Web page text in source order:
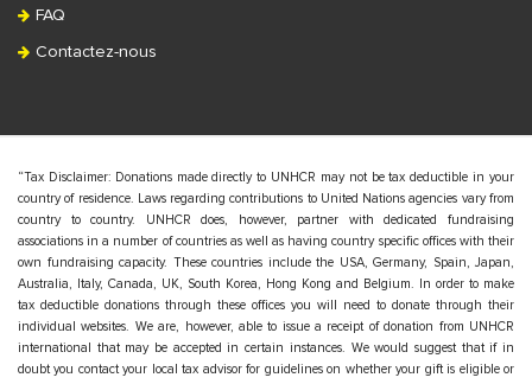
FAQ
Contactez-nous
“Tax Disclaimer: Donations made directly to UNHCR may not be tax deductible in your
country of residence. Laws regarding contributions to United Nations agencies vary from
country to country. UNHCR does, however, partner with dedicated fundraising
associations in a number of countries as well as having country specific offices with their
own fundraising capacity. These countries include the USA, Germany, Spain, Japan,
Australia, Italy, Canada, UK, South Korea, Hong Kong and Belgium. In order to make
tax deductible donations through these offices you will need to donate through their
individual websites. We are, however, able to issue a receipt of donation from UNHCR
international that may be accepted in certain instances. We would suggest that if in
doubt you contact your local tax advisor for guidelines on whether your gift is eligible or